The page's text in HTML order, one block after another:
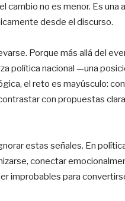
cambio no es menor. Es
desde el discurso.
Porque más allá del
política nacional —una
el reto es mayúsculo:
con propuestas
estas señales. En
conectar
improbables para